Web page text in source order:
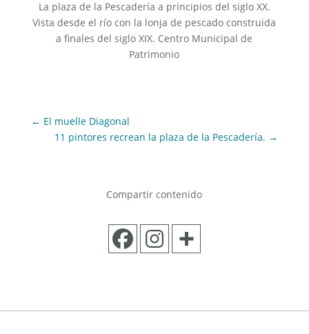
La plaza de la Pescadería a principios del siglo XX.
Vista desde el río con la lonja de pescado construida
a finales del siglo XIX. Centro Municipal de
Patrimonio
← El muelle Diagonal
11 pintores recrean la plaza de la Pescadería. →
Compartir contenido